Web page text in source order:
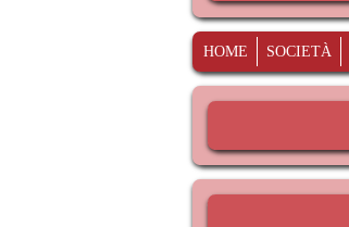
HOME SOCIETÀ